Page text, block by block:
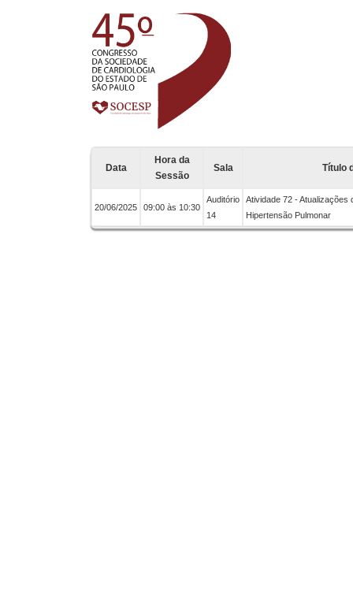
Data
Hora da
Sessão
Sala Título
20/06/2025 09:00 às 10:30
Auditório
14
Atividade 72 - Atualizações
Hipertensão Pulmonar